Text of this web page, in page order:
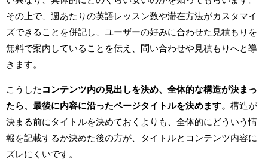
その上で、週あたりの英語レッスン数や滞在方法がカスタマイ
ズできることを併記し、ユーザーの好みに合わせた見積もりを
無料で案内していることを伝え、問い合わせや見積もりへと導
きます。
こうした コンテンツ内の見出しを決め、全体的な構造が決まっ
たら、最後に内容に沿ったページタイトルを決めます。 構造が
決まる前にタイトルを決めておくよりも、全体的にどういう情
報を記載するか決めた後の方が、タイトルとコンテンツ内容に
ズレにくいです。